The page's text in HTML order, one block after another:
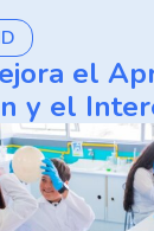
el
y el